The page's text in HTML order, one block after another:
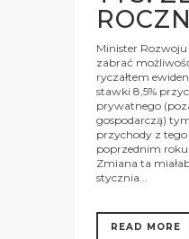
Minister
zabrać
ryczałtem
stawki 8,5%
prywatnego
gospodarczą)
przychody z
poprzednim roku
Zmiana ta
stycznia...
READ MORE